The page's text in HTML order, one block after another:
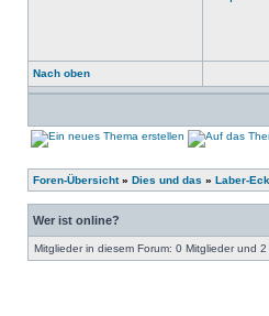
Nach oben
Foren-Übersicht» Dies und das » Laber-
Wer ist online?
Mitglieder in diesem Forum: 0 Mitglieder und 2